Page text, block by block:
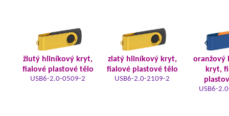
žlutý hliníkový kryt,
fialové plastové tělo
USB6-2.0-0509-2
zlatý hliníkový kryt,
fialové plastové tělo
USB6-2.0-2109-2
oranžový
kryt,
USB6-